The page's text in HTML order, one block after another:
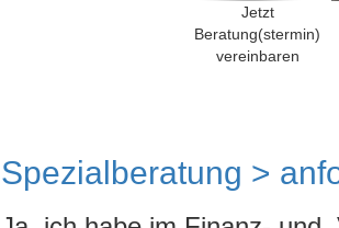
Jetzt
Beratung(stermin)
vereinbaren
Spezialberatung >